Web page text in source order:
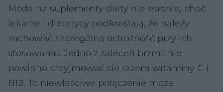
Moda na suplementy diety nie słabnie, choć
lekarze i dietetycy podkreślają, że należy
zachować szczególną ostrożność przy ich
stosowaniu. Jedno z zaleceń brzmi: nie
powinno przyjmować się razem witaminy C i
B12. To niewłaściwe połączenie może